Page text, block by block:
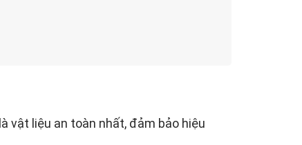
vật liệu an toàn nhất, đảm bảo hiệu